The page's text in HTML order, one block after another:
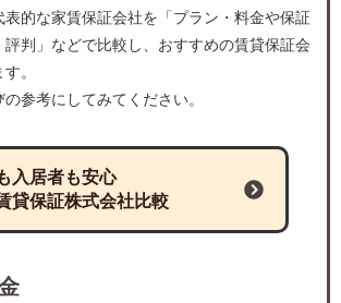
表的な家賃保証会社を「プラン・料金や保証
判」などで比較し、おすすめの賃貸保証会
。
参考にしてみてください。
入居者も安心
貸保証株式会社比較